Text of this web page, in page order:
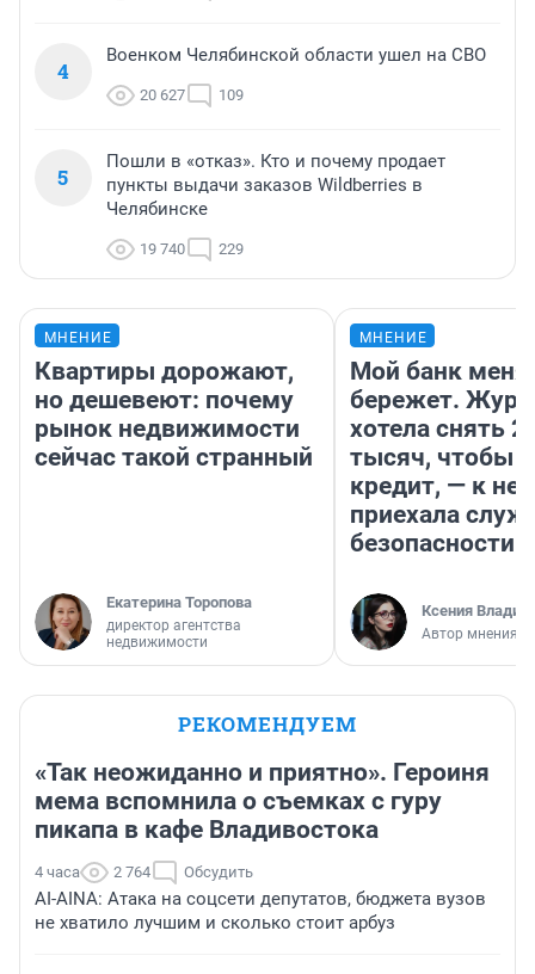
4
Военком Челябинской области ушел на СВО
20 627 109
5
Пошли в «отказ». Кто и почему продает
пункты выдачи заказов Wildberries в
Челябинске
19 740 229
МНЕНИЕ
Квартиры дорожают,
но дешевеют: почему
рынок недвижимости
сейчас такой странный
Екатерина Торопова
директор агентства
недвижимости
МНЕНИЕ
Мой банк меня
бережет.
хотела снять
тысяч, чтобы
кредит, — к
приехала
безопасности
Ксения
Автор мнения
РЕКОМЕНДУЕМ
«Так неожиданно и приятно». Героиня
мема вспомнила о съемках с гуру
пикапа в кафе Владивостока
4 часа 2 764 Обсудить
AI-AINA: Атака на соцсети депутатов, бюджета вузов
не хватило лучшим и сколько стоит арбуз